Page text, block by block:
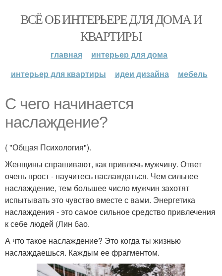
ВСЁ ОБ ИНТЕРЬЕРЕ ДЛЯ ДОМА И
КВАРТИРЫ
главная
интерьер для дома
интерьер для квартиры
идеи дизайна мебель
С чего начинается
наслаждение?
( "Общая Психология").
Женщины спрашивают, как привлечь мужчину. Ответ
очень прост - научитесь наслаждаться. Чем сильнее
наслаждение, тем большее число мужчин захотят
испытывать это чувство вместе с вами. Энергетика
наслаждения - это самое сильное средство привлечения
к себе людей (Лин бао.
А что такое наслаждение? Это когда ты жизнью
наслаждаешься. Каждым ее фрагментом.